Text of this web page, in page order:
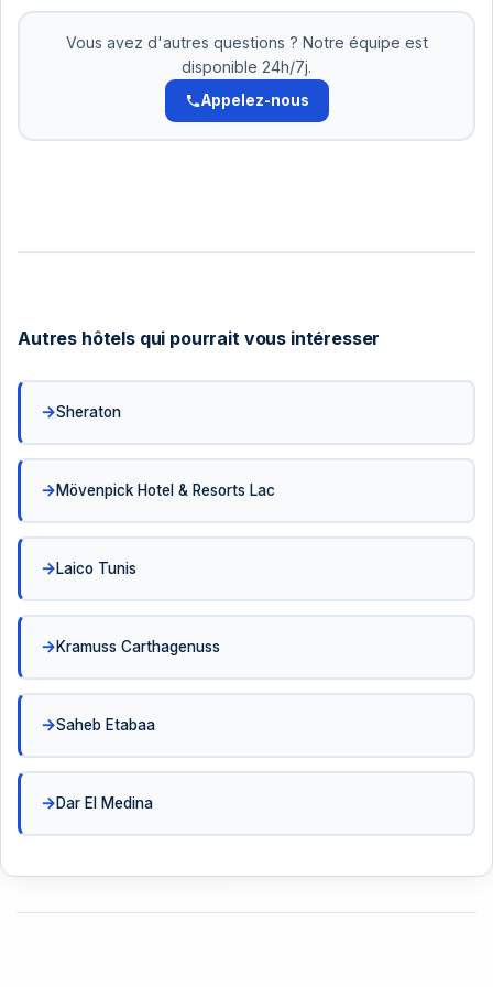
nous acceptons le paiement en 2-3 versements.
Pas d'intérêts. Organisez cela avec notre équipe.
Vous avez d'autres questions ? Notre équipe est
disponible 24h/7j.
Appelez-nous
Autres hôtels qui pourrait vous intéresser
Sheraton
Mövenpick Hotel & Resorts Lac
Laico Tunis
Kramuss Carthagenuss
Saheb Etabaa
Dar El Medina